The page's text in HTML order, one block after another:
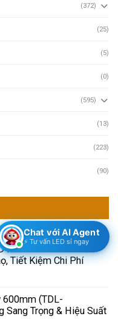
(372)
(25)
(5)
(0)
(595)
(13)
(223)
(90)
100W Chuẩn
Tiết Kiệm Chi Phí
600mm (TDL-
Sang Trọng & Hiệu Suất
Chat với AI Agent
⚡ Tư vấn LED sỉ ngay